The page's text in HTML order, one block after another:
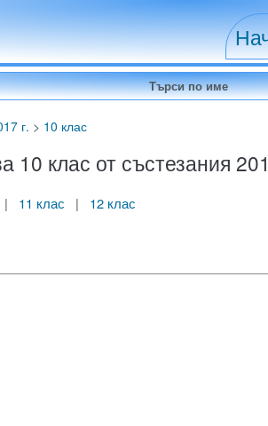
г. > 10 клас
клас от състезания
11 клас | 12 клас